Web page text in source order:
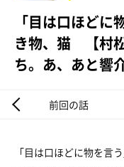
「目は口ほど
き物、猫 【村
ち。あ、あと響
前回の話
「目は口ほどに物を言う